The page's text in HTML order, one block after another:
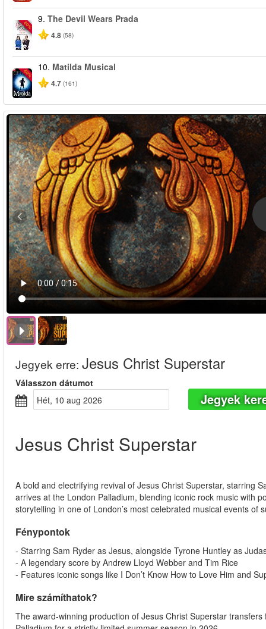
-50%
9. The Devil Wears Prada
4.8 (58)
-50%
10. Matilda Musical
4.7 (161)
Jegyek erre: Jesus Christ Superstar
Válasszon dátumot
hét, 10 aug 2026
Jegyek
Jesus Christ Superstar
A bold and electrifying revival of Jesus Christ Superstar, starring
arrives at the London Palladium, blending iconic rock music with
storytelling in one of London’s most celebrated musical events of
Fénypontok
- Starring Sam Ryder as Jesus, alongside Tyrone Huntley as
- A legendary score by Andrew Lloyd Webber and Tim Rice
- Features iconic songs like I Don’t Know How to Love Him and
Mire számíthatok?
The award-winning production of Jesus Christ Superstar